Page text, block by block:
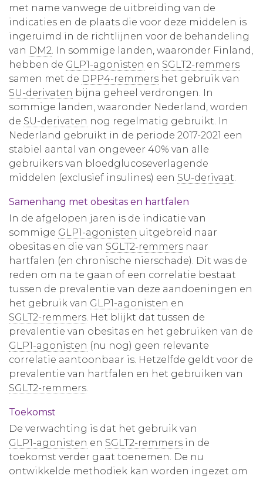
met name vanwege de uitbreiding van de
indicaties en de plaats die voor deze middelen is
ingeruimd in de richtlijnen voor de behandeling
van DM2. In sommige landen, waaronder Finland,
hebben de GLP1-agonisten en SGLT2-remmers
samen met de DPP4-remmers het gebruik van
SU-derivaten bijna geheel verdrongen. In
sommige landen, waaronder Nederland, worden
de SU-derivaten nog regelmatig gebruikt. In
Nederland gebruikt in de periode 2017-2021 een
stabiel aantal van ongeveer 40% van alle
gebruikers van bloedglucoseverlagende
middelen (exclusief insulines) een SU-derivaat.
Samenhang met obesitas en hartfalen
In de afgelopen jaren is de indicatie van
sommige GLP1-agonisten uitgebreid naar
obesitas en die van SGLT2-remmers naar
hartfalen (en chronische nierschade). Dit was de
reden om na te gaan of een correlatie bestaat
tussen de prevalentie van deze aandoeningen en
het gebruik van GLP1-agonisten en
SGLT2-remmers. Het blijkt dat tussen de
prevalentie van obesitas en het gebruiken van de
GLP1-agonisten (nu nog) geen relevante
correlatie aantoonbaar is. Hetzelfde geldt voor de
prevalentie van hartfalen en het gebruiken van
SGLT2-remmers.
Toekomst
De verwachting is dat het gebruik van
GLP1-agonisten en SGLT2-remmers in de
toekomst verder gaat toenemen. De nu
ontwikkelde methodiek kan worden ingezet om